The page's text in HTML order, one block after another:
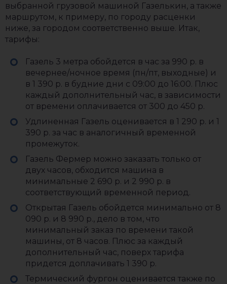
выбранной грузовой машиной Газелькин, а также
маршрутом, к примеру, по городу расценки
ниже, за городом соответственно выше. Итак,
тарифы:
Газель 3 метра обойдется в час за 990 р. в
вечернее/ночное время (пн/пт, выходные) и
в 1 390 р. в будние дни с 09:00 до 16:00. Плюс
каждый дополнительный час, в зависимости
от времени оплачивается от 300 до 450 р.
Удлиненная Газель оценивается в 1 290 р. и 1
390 р. за час в аналогичный временной
промежуток.
Газель Фермер можно заказать только от
двух часов, обходится машина в
минимальные 2 690 р. и 2 990 р. в
соответствующий временной период.
Открытая Газель обойдется минимально от 8
090 р. и 8 990 р., дело в том, что
минимальный заказ по времени такой
машины, от 8 часов. Плюс за каждый
дополнительный час, поверх тарифа
придется доплачивать 1 390 р.
Термический фургон оценивается также по